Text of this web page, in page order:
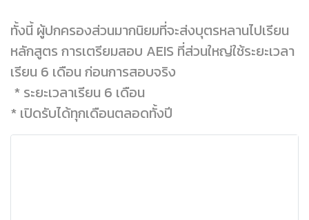
ทั้งนี้ ผู้ปกครองส่วนมากนิยมที่จะส่งบุตรหลานไปเรียน
หลักสูตร การเตรียมสอบ AEIS ที่ส่วนใหญ่ใช้ระยะเวลา
เรียน 6 เดือน ก่อนการสอบจริง
* ระยะเวลาเรียน 6 เดือน
* เปิดรับได้ทุกเดือนตลอดทั้งปี